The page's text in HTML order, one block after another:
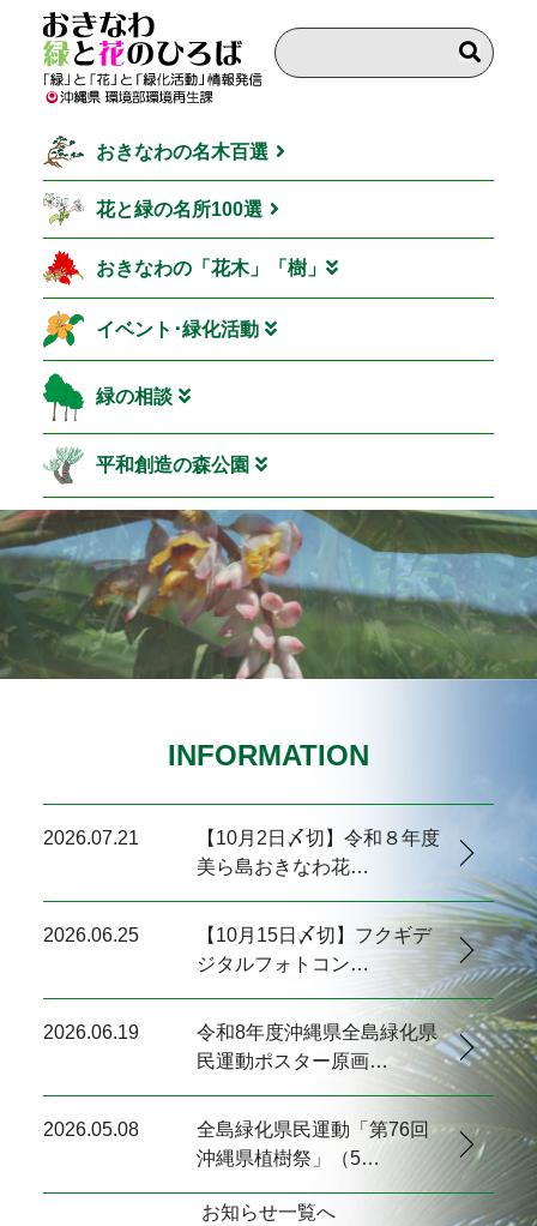
おきなわの名木百選
花と緑の名所100選
おきなわの「花木」「樹」
イベント･緑化活動
緑の相談
平和創造の森公園
INFORMATION
お知らせ一覧へ
2026.07.21
【10月2日〆切】令和８年度
美ら島おきなわ花…
2026.06.25
【10月15日〆切】フクギデ
ジタルフォトコン…
2026.06.19
令和8年度沖縄県全島緑化県
民運動ポスター原画…
2026.05.08
全島緑化県民運動「第76回
沖縄県植樹祭」（5…